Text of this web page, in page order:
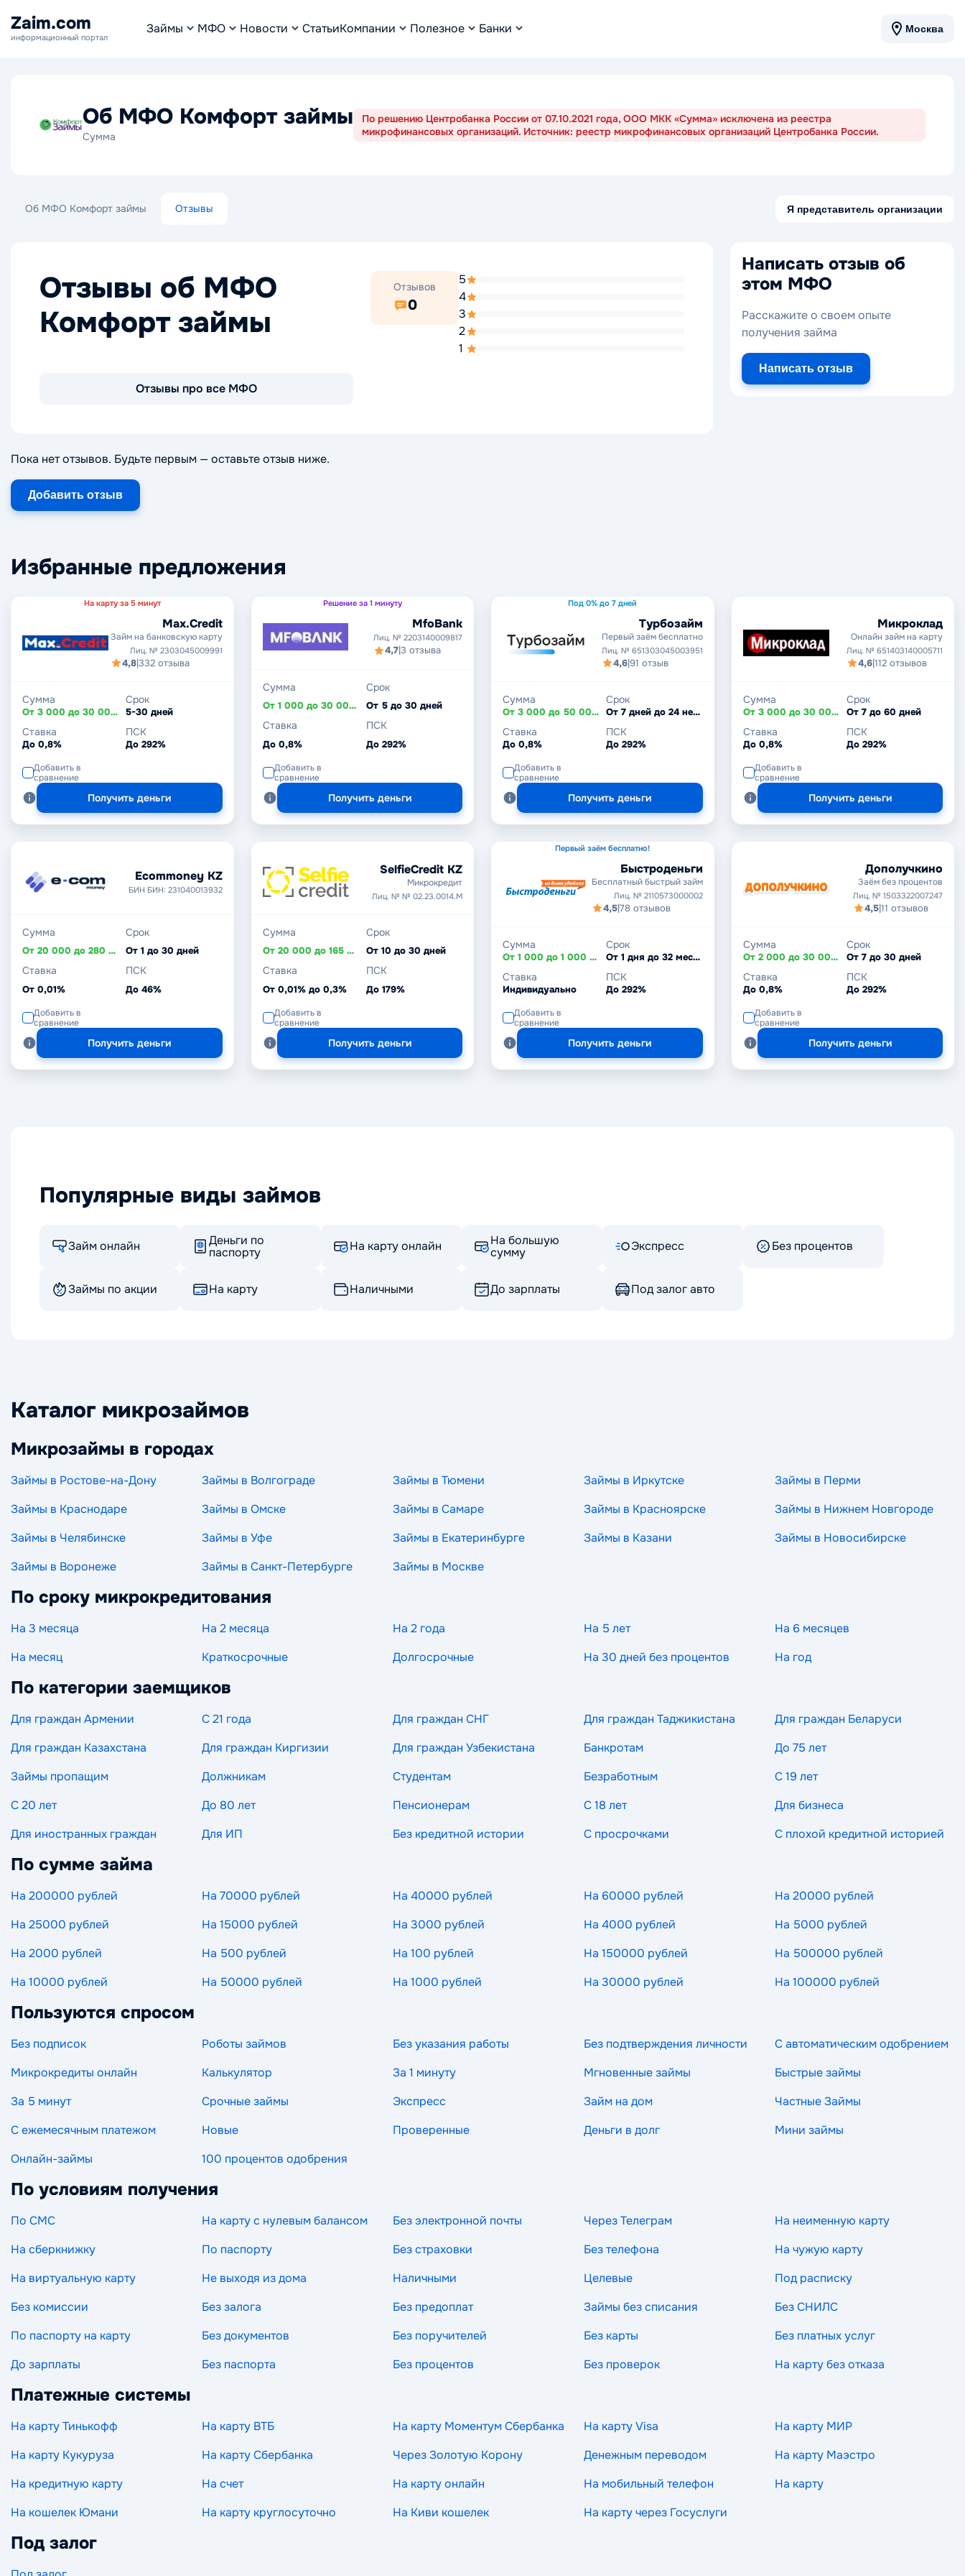
Zaim.com
информационный портал
Займы МФО Новости СтатьиКомпании Полезное Банки Москва
Об МФО Комфорт займы
Сумма
По решению Центробанка России от 07.10.2021 года, ООО МКК «Сумма» исключена из реестра
микрофинансовых организаций. Источник: реестр микрофинансовых организаций Центробанка России.
Об МФО Комфорт займы Отзывы Я представитель организации
Отзывы об МФО
Комфорт займы
Отзывы про все МФО
Отзывов
0
5
4
3
2
1
Пока нет отзывов. Будьте первым — оставьте отзыв ниже.
Добавить отзыв
Написать отзыв об
этом МФО
Расскажите о своем опыте
получения займа
Написать отзыв
Избранные предложения
На карту за 5 минут
Max.Credit
Займ на банковскую карту
Лиц. № 2303045009991
4,8|332 отзыва
Сумма
От 3 000 до 30 000 ₽
Срок
5-30 дней
Ставка
До 0,8%
ПСК
До 292%
Добавить в
сравнение
Получить деньги
Решение за 1 минуту
MfoBank
Лиц. № 2203140009817
4,7|3 отзыва
Сумма
От 1 000 до 30 000 ₽
Срок
От 5 до 30 дней
Ставка
До 0,8%
ПСК
До 292%
Добавить в
сравнение
Получить деньги
Под 0% до 7 дней
Турбозайм
Первый заём бесплатно
Лиц. № 651303045003951
4,6|91 отзыв
Сумма
От 3 000 до 50 000 ₽
Срок
От 7 дней до 24 недель
Ставка
До 0,8%
ПСК
До 292%
Добавить в
сравнение
Получить деньги
Микроклад
Онлайн займ на карту
Лиц. № 651403140005711
4,6|112 отзывов
Сумма
От 3 000 до 30 000 ₽
Срок
От 7 до 60 дней
Ставка
До 0,8%
ПСК
До 292%
Добавить в
сравнение
Получить деньги
Ecommoney KZ
БИН БИН: 231040013932
Сумма
От 20 000 до 280 000 ₸
Срок
От 1 до 30 дней
Ставка
От 0,01%
ПСК
До 46%
Добавить в
сравнение
Получить деньги
SelfieCredit KZ
Микрокредит
Лиц. № № 02.23.0014.М
Сумма
От 20 000 до 165 000 ₸
Срок
От 10 до 30 дней
Ставка
От 0,01% до 0,3%
ПСК
До 179%
Добавить в
сравнение
Получить деньги
Первый заём бесплатно!
Быстроденьги
Бесплатный быстрый займ
Лиц. № 2110573000002
4,5|78 отзывов
Сумма
От 1 000 до 1 000 000 ₽
Срок
От 1 дня до 32 месяцев
Ставка
Индивидуально
ПСК
До 292%
Добавить в
сравнение
Получить деньги
Дополучкино
Заём без процентов
Лиц. № 1503322007247
4,5|11 отзывов
Сумма
От 2 000 до 30 000 ₽
Срок
От 7 до 30 дней
Ставка
До 0,8%
ПСК
До 292%
Добавить в
сравнение
Получить деньги
Популярные виды займов
Займ онлайн
Деньги по
паспорту
На карту онлайн
На большую
сумму
Экспресс Без процентов
Займы по акции На карту Наличными До зарплаты Под залог авто
Каталог микрозаймов
Микрозаймы в городах
Займы в Ростове-на-Дону Займы в Волгограде Займы в Тюмени Займы в Иркутске
Займы в Перми
Займы в Краснодаре
Займы в Омске Займы в Самаре Займы в Красноярске
Займы в Нижнем Новгороде
Займы в Челябинске
Займы в Уфе Займы в Екатеринбурге Займы в Казани
Займы в Новосибирске
Займы в Воронеже
Займы в Санкт-Петербурге Займы в Москве
По сроку микрокредитования
На 3 месяца На 2 месяца На 2 года На 5 лет
На 6 месяцев
На месяц
Краткосрочные Долгосрочные На 30 дней без процентов На год
По категории заемщиков
Для граждан Армении С 21 года Для граждан СНГ Для граждан Таджикистана
Для граждан Беларуси
Для граждан Казахстана
Для граждан Киргизии Для граждан Узбекистана Банкротам
До 75 лет
Займы пропащим
Должникам Студентам Безработным
С 19 лет
С 20 лет
До 80 лет Пенсионерам С 18 лет
Для бизнеса
Для иностранных граждан
Для ИП Без кредитной истории С просрочками С плохой кредитной историей
По сумме займа
На 200000 рублей На 70000 рублей На 40000 рублей На 60000 рублей
На 20000 рублей
На 25000 рублей
На 15000 рублей На 3000 рублей На 4000 рублей
На 5000 рублей
На 2000 рублей
На 500 рублей На 100 рублей На 150000 рублей
На 500000 рублей
На 10000 рублей
На 50000 рублей На 1000 рублей На 30000 рублей На 100000 рублей
Пользуются спросом
Без подписок Роботы займов Без указания работы Без подтверждения личности
С автоматическим одобрением
Микрокредиты онлайн
Калькулятор За 1 минуту Мгновенные займы
Быстрые займы
За 5 минут
Срочные займы Экспресс Займ на дом
Частные Займы
С ежемесячным платежом
Новые Проверенные Деньги в долг
Мини займы
Онлайн-займы
100 процентов одобрения
По условиям получения
По СМС На карту с нулевым балансом Без электронной почты Через Телеграм
На неименную карту
На сберкнижку
По паспорту Без страховки Без телефона
На чужую карту
На виртуальную карту
Не выходя из дома Наличными Целевые
Под расписку
Без комиссии
Без залога Без предоплат Займы без списания
Без СНИЛС
По паспорту на карту
Без документов Без поручителей Без карты
Без платных услуг
До зарплаты
Без паспорта Без процентов Без проверок На карту без отказа
Платежные системы
На карту Тинькофф На карту ВТБ На карту Моментум Сбербанка На карту Visa
На карту МИР
На карту Кукуруза
На карту Сбербанка Через Золотую Корону Денежным переводом
На карту Маэстро
На кредитную карту
На счет На карту онлайн На мобильный телефон
На карту
На кошелек Юмани
На карту круглосуточно На Киви кошелек На карту через Госуслуги
Под залог